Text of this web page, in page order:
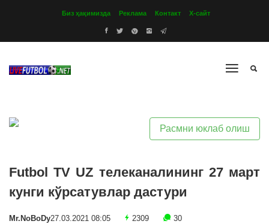
Биз ҳақимизда Реклама Контакт Х-сайт
Расмни юклаб олиш
Futbol TV UZ телеканалининг 27 март
кунги кўрсатувлар дастури
Mr.NoBoDy27.03.2021 08:05 2309 30